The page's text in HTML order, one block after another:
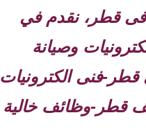
وصيانة
فنى الكترونيات
قطر-وظائف خالية